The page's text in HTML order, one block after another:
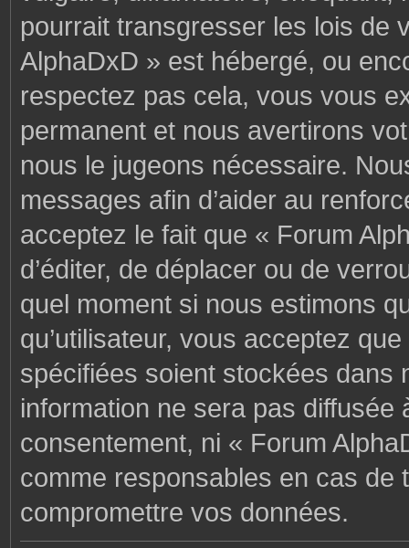
pourrait transgresser les lois de
AlphaDxD » est hébergé, ou
respectez pas cela, vous vous
permanent et nous avertirons
nous le jugeons nécessaire.
messages afin d’aider au
acceptez le fait que « Forum
d’éditer, de déplacer ou de
quel moment si nous estimons
qu’utilisateur, vous acceptez
spécifiées soient stockées dans
information ne sera pas
consentement, ni « Forum
comme responsables en cas de
compromettre vos données.